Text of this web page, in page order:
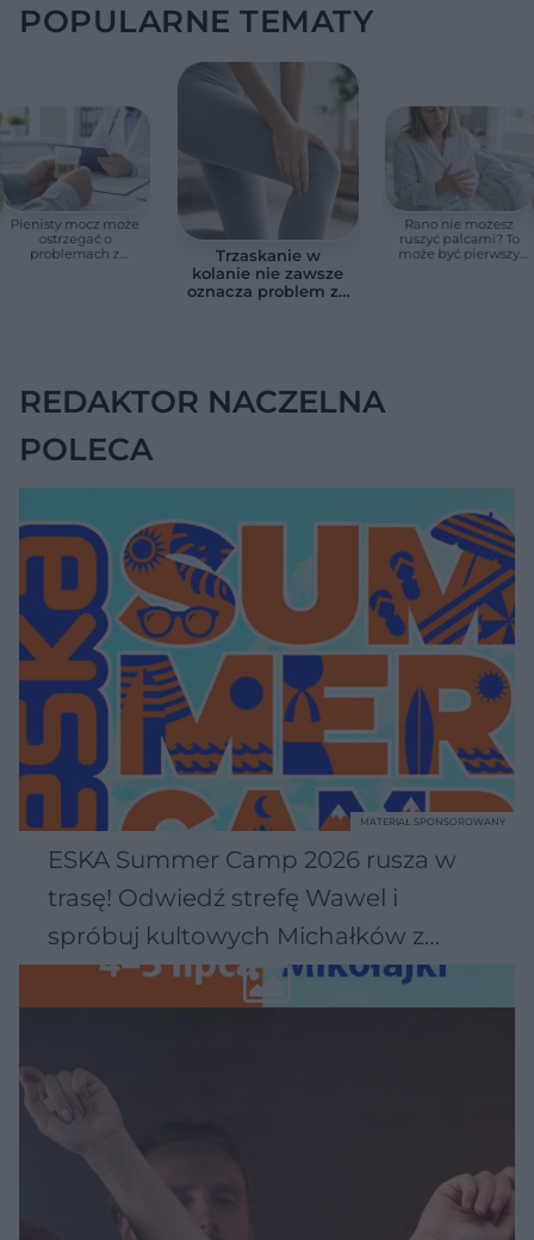
POPULARNE TEMATY
Pienisty mocz może
ostrzegać o
problemach z
Trzaskanie w
kolanie nie zawsze
oznacza problem ze
Rano nie możesz
ruszyć palcami? To
może być pierwszy
REDAKTOR NACZELNA
POLECA
ESKA Summer Camp 2026 rusza w
trasę! Odwiedź strefę Wawel i
spróbuj kultowych Michałków z
Wawelu
MATERIAŁ SPONSOROWANY